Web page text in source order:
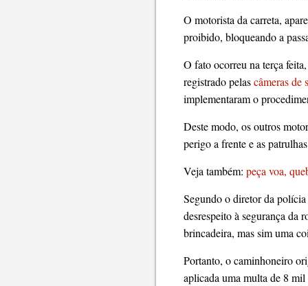
O motorista da carreta,
proibido, bloqueando a
O fato ocorreu na terça
registrado pelascâmeras de
implementaram o
Deste modo, os outros
perigo a frente e as
Veja também: peça voa,
Segundo o diretor da
desrespeito à segurança da
brincadeira, mas sim uma
Portanto, o caminhoneiro
aplicada uma multa de 8